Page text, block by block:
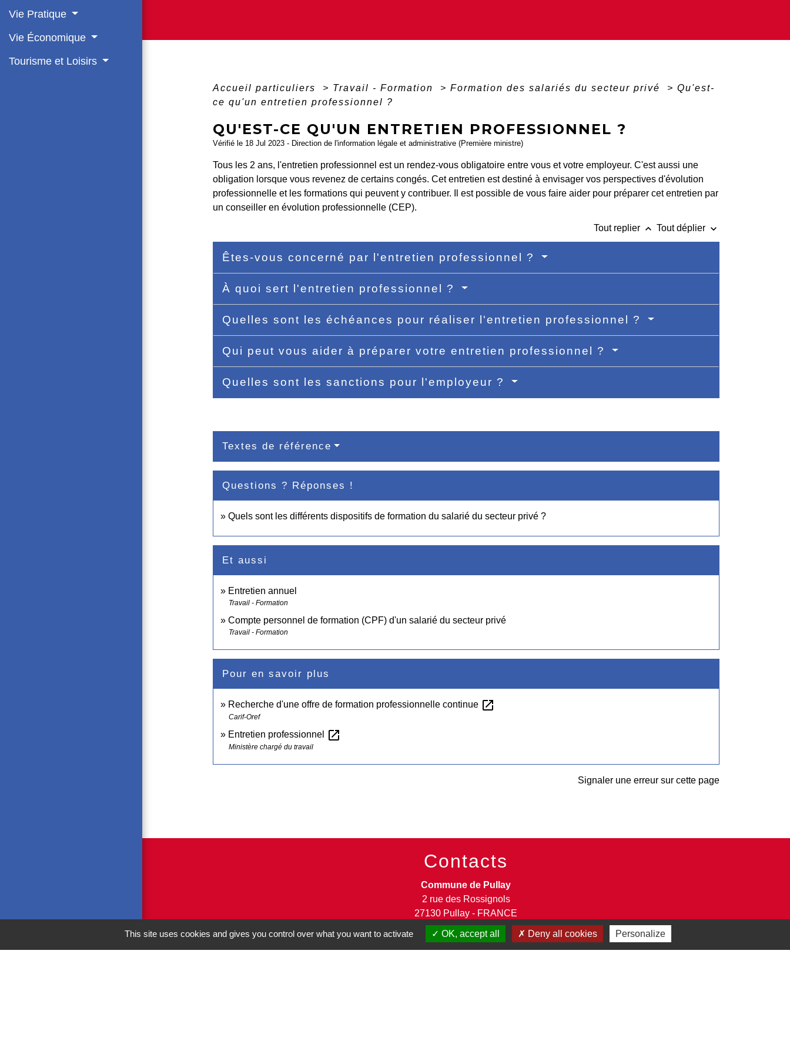
Vie Pratique
Vie Économique
Tourisme et Loisirs
Accueil particuliers > Travail - Formation > Formation des salariés du secteur privé > Qu'est-
ce qu'un entretien professionnel ?
QU'EST-CE QU'UN ENTRETIEN PROFESSIONNEL ?
Vérifié le 18 Jul 2023 - Direction de l'information légale et administrative (Première ministre)
Tous les 2 ans, l'entretien professionnel est un rendez-vous obligatoire entre vous et votre employeur. C'est aussi une
obligation lorsque vous revenez de certains congés. Cet entretien est destiné à envisager vos perspectives d'évolution
professionnelle et les formations qui peuvent y contribuer. Il est possible de vous faire aider pour préparer cet entretien par
un conseiller en évolution professionnelle (CEP).
Tout replier keyboard_arrow_up Tout déplier keyboard_arrow_down
Êtes-vous concerné par l'entretien professionnel ?
À quoi sert l'entretien professionnel ?
Quelles sont les échéances pour réaliser l'entretien professionnel ?
Qui peut vous aider à préparer votre entretien professionnel ?
Quelles sont les sanctions pour l'employeur ?
Textes de référence
Questions ? Réponses !
Quels sont les différents dispositifs de formation du salarié du secteur privé ?
Et aussi
Entretien annuel
Travail - Formation
Compte personnel de formation (CPF) d'un salarié du secteur privé
Travail - Formation
Pour en savoir plus
Recherche d'une offre de formation professionnelle continue open_in_new
Carif-Oref
Entretien professionnel open_in_new
Ministère chargé du travail
Signaler une erreur sur cette page
Contacts
Commune de Pullay
2 rue des Rossignols
27130 Pullay - FRANCE
+33 2 32 32 18 58
This site uses cookies and gives you control over what you want to activate OK, accept all Deny all cookies Personalize